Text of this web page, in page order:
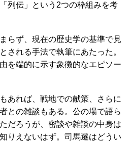
列伝」という2つの枠組みを考
らず、現在の歴史学の基準で見
される手法で執筆にあたった。
を端的に示す象徴的なエピソー
あれば、戦地での献策、さらに
との雑談もある。公の場で語ら
だろうが、密談や雑談の中身は
りえないはず。司馬遷はどうい